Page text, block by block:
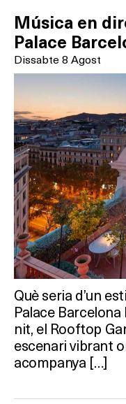
Música en
Palace
Dissabte 8 Agost
Què seria d’un
Palace
nit, el Rooftop
escenari vibrant
acompanya […]